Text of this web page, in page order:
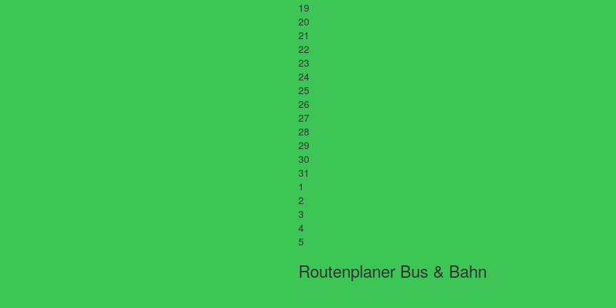
19
20
21
22
23
24
25
26
27
28
29
30
31
1
2
3
4
5
Routenplaner Bus & Bahn